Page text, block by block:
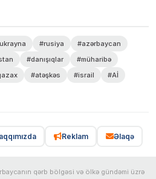
#rusiya
#azərbaycan
#danışıqlar
#müharibə
#atəşkəs #israil
#Aİ
Reklam Əlaqə
qərb bölgəsi və ölkə gündəmi üzrə